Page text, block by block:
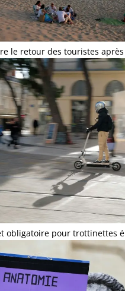
le retour des touristes
obligatoire pour trottinettes